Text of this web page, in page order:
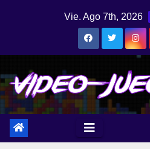
Vie. Ago 7th, 2026